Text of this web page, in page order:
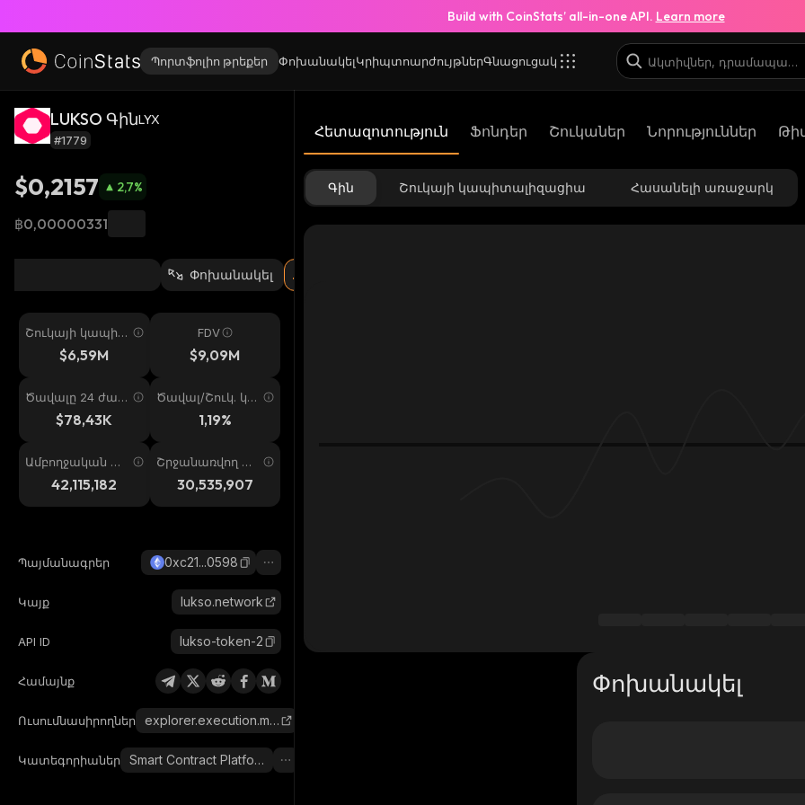
Build with CoinStats’ all-in-one API. Learn more
Պորտֆոլիո թրեքեր ՓոխանակելԿրիպտոարժույթներԳնացուցակ
LUKSO ԳինLYX
#1779
$0,2157 2,7%
฿0,00000331
Փոխանակել
Շուկայի կապիտ
ալիզացիա
$6,59M
FDV
$9,09M
Ծավալը 24 ժամ
$78,43K
Ծավալ/Շուկ. կա
1,19%
Ամբողջական առ
աջարկ42,115,182
Շրջանառվող առ
աջարկ
30,535,907
Պայմանագրեր 0xc21...0598
Կայք lukso.network
API ID lukso-token-2
Համայնք
Ուսումնասիրողներ explorer.execution.mainnet.lukso.network
Կատեգորիաներ Smart Contract Platform
Հետազոտություն Ֆոնդեր Շուկաներ Նորություններ
Գին Շուկայի կապիտալիզացիա Հասանելի առաջարկ
Փոխանակել